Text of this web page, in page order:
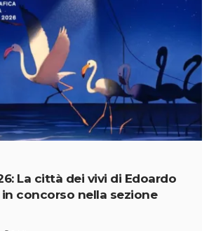
La città dei vivi di Edoardo
concorso nella sezione